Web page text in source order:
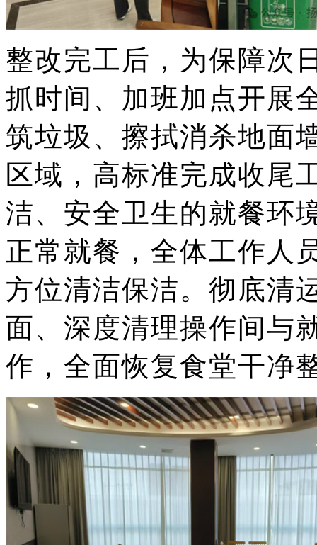
整改完工后，为保障次
抓时间、加班加点开展
筑垃圾、擦拭消杀地面
区域，高标准完成收尾
洁、安全卫生的就餐环
正常就餐，全体工作人
方位清洁保洁。彻底清
面、深度清理操作间与
作，全面恢复食堂干净